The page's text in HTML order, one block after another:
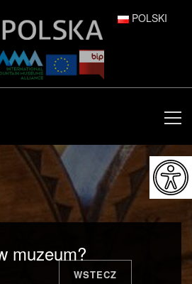
POLSKI
ENGLISH
ESPAÑOL
FRANÇAIS
ITALIANO
muzeum?
WSTECZ